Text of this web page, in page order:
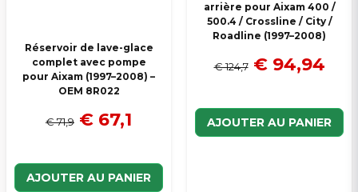
Réservoir de lave-glace
complet avec pompe
pour Aixam (1997–2008) –
OEM 8R022
€ 71,9 € 67,1
AJOUTER AU PANIER
arrière pour Aixam 400 /
500.4 / Crossline / City /
Roadline (1997–2008)
€ 124,7 € 94,94
AJOUTER AU PANIER